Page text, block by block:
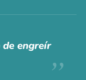
de engreír